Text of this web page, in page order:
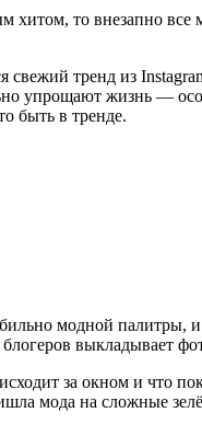
то внезапно
тренд из
упрощают жизнь —
быть в тренде.
модной
выкладывает
за окном и что
мода на сложные